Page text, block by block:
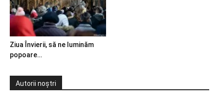
Ziua Învierii, să ne luminăm
popoare…
Autorii noștri